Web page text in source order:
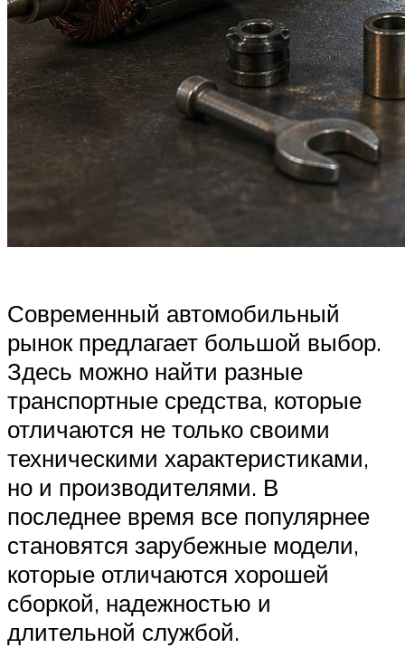
Современный автомобильный
рынок предлагает большой выбор.
Здесь можно найти разные
транспортные средства, которые
отличаются не только своими
техническими характеристиками,
но и производителями. В
последнее время все популярнее
становятся зарубежные модели,
которые отличаются хорошей
сборкой, надежностью и
длительной службой.